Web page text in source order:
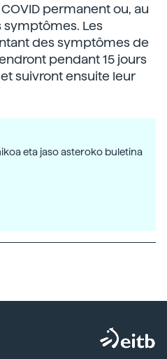
permanent ou, au
symptômes. Les
des symptômes de
pendant 15 jours
suivront ensuite leur
eta jaso asteroko buletina